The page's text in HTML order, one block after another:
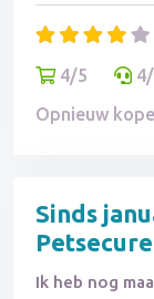
4/5
Opnieuw
Sinds
Petsecure
Ik heb nog